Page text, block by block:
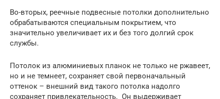
Во-вторых, реечные подвесные потолки дополнительно
обрабатываются специальным покрытием, что
значительно увеличивает их и без того долгий срок
службы.
Потолок из алюминиевых планок не только не ржавеет,
но и не темнеет, сохраняет свой первоначальный
оттенок – внешний вид такого потолка надолго
сохраняет привлекательность. Он выдерживает